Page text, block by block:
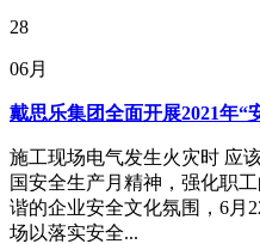
28
06月
戴思乐集团全面开展2021年“
施工现场电气发生火灾时 应
国安全生产月精神，强化职
谐的企业安全文化氛围，6月
场以落实安全...